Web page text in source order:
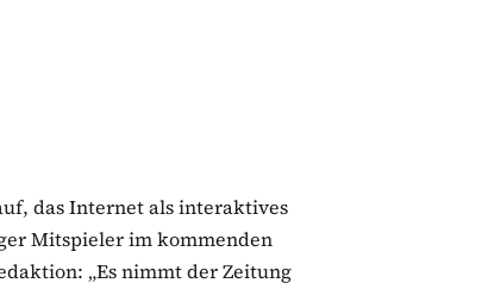
das Internet als interaktives
Mitspieler im kommenden
„Es nimmt der Zeitung